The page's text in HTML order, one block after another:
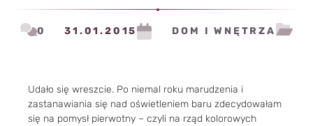
0 31.01.2015 DOM I WNĘTRZA
Udało się wreszcie. Po niemal roku marudzenia i
zastanawiania się nad oświetleniem baru zdecydowałam
się na pomysł pierwotny – czyli na rząd kolorowych